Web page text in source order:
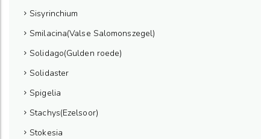
Sisyrinchium
Smilacina(Valse Salomonszegel)
Solidago(Gulden roede)
Solidaster
Spigelia
Stachys(Ezelsoor)
Stokesia